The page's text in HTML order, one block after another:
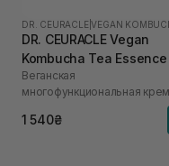
DR. CEURACLE |
DR. CEURACLE Vegan
Kombucha Tea Essence
мл
Веганская
многофункциональная
эссенция с экстрактом
и черного чая
1 540₴